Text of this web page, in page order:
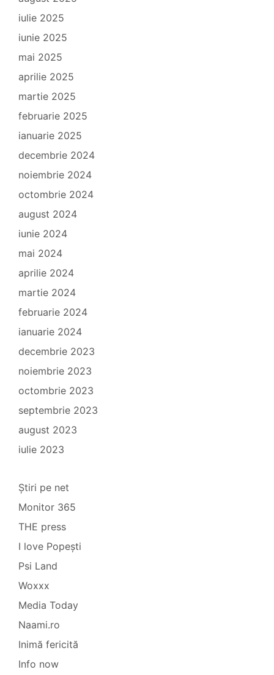
iulie 2025
iunie 2025
mai 2025
aprilie 2025
martie 2025
februarie 2025
ianuarie 2025
decembrie 2024
noiembrie 2024
octombrie 2024
august 2024
iunie 2024
mai 2024
aprilie 2024
martie 2024
februarie 2024
ianuarie 2024
decembrie 2023
noiembrie 2023
octombrie 2023
septembrie 2023
august 2023
iulie 2023
Știri pe net
Monitor 365
THE press
I love Popești
Psi Land
Woxxx
Media Today
Naami.ro
Inimă fericită
Info now